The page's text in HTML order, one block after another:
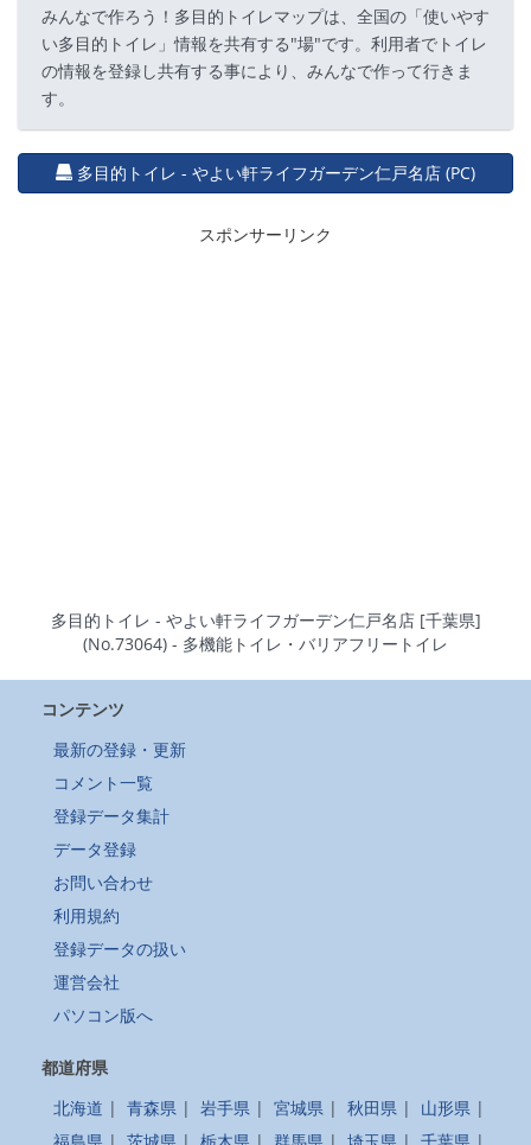
みんなで作ろう！多目的トイレマップは、全国の「使いやす
い多目的トイレ」情報を共有する"場"です。利用者でトイレ
の情報を登録し共有する事により、みんなで作って行きま
す。
多目的トイレ - やよい軒ライフガーデン仁戸名店 (PC)
スポンサーリンク
多目的トイレ - やよい軒ライフガーデン仁戸名店 [千葉県]
(No.73064) - 多機能トイレ・バリアフリートイレ
コンテンツ
最新の登録・更新
コメント一覧
登録データ集計
データ登録
お問い合わせ
利用規約
登録データの扱い
運営会社
パソコン版へ
都道府県
北海道 | 青森県 | 岩手県 | 宮城県 | 秋田県 | 山形県 |